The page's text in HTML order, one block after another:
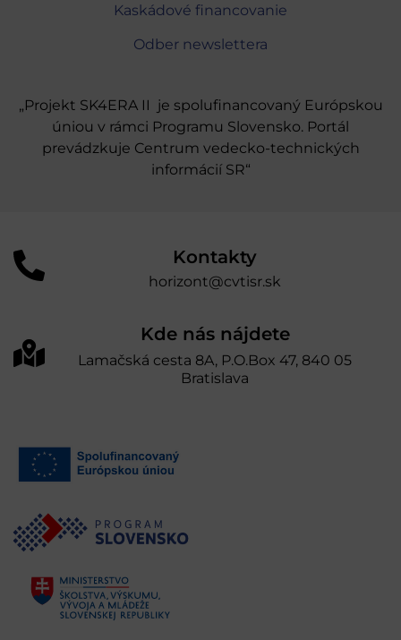
Kaskádové financovanie
Odber newslettera
„Projekt SK4ERA II je spolufinancovaný Európskou
úniou v rámci Programu Slovensko. Portál
prevádzkuje Centrum vedecko-technických
informácií SR“
Kontakty
horizont@cvtisr.sk
Kde nás nájdete
Lamačská cesta 8A, P.O.Box 47, 840 05
Bratislava